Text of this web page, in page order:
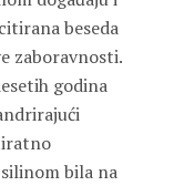
beseda
zaboravnosti.
godina
bila na